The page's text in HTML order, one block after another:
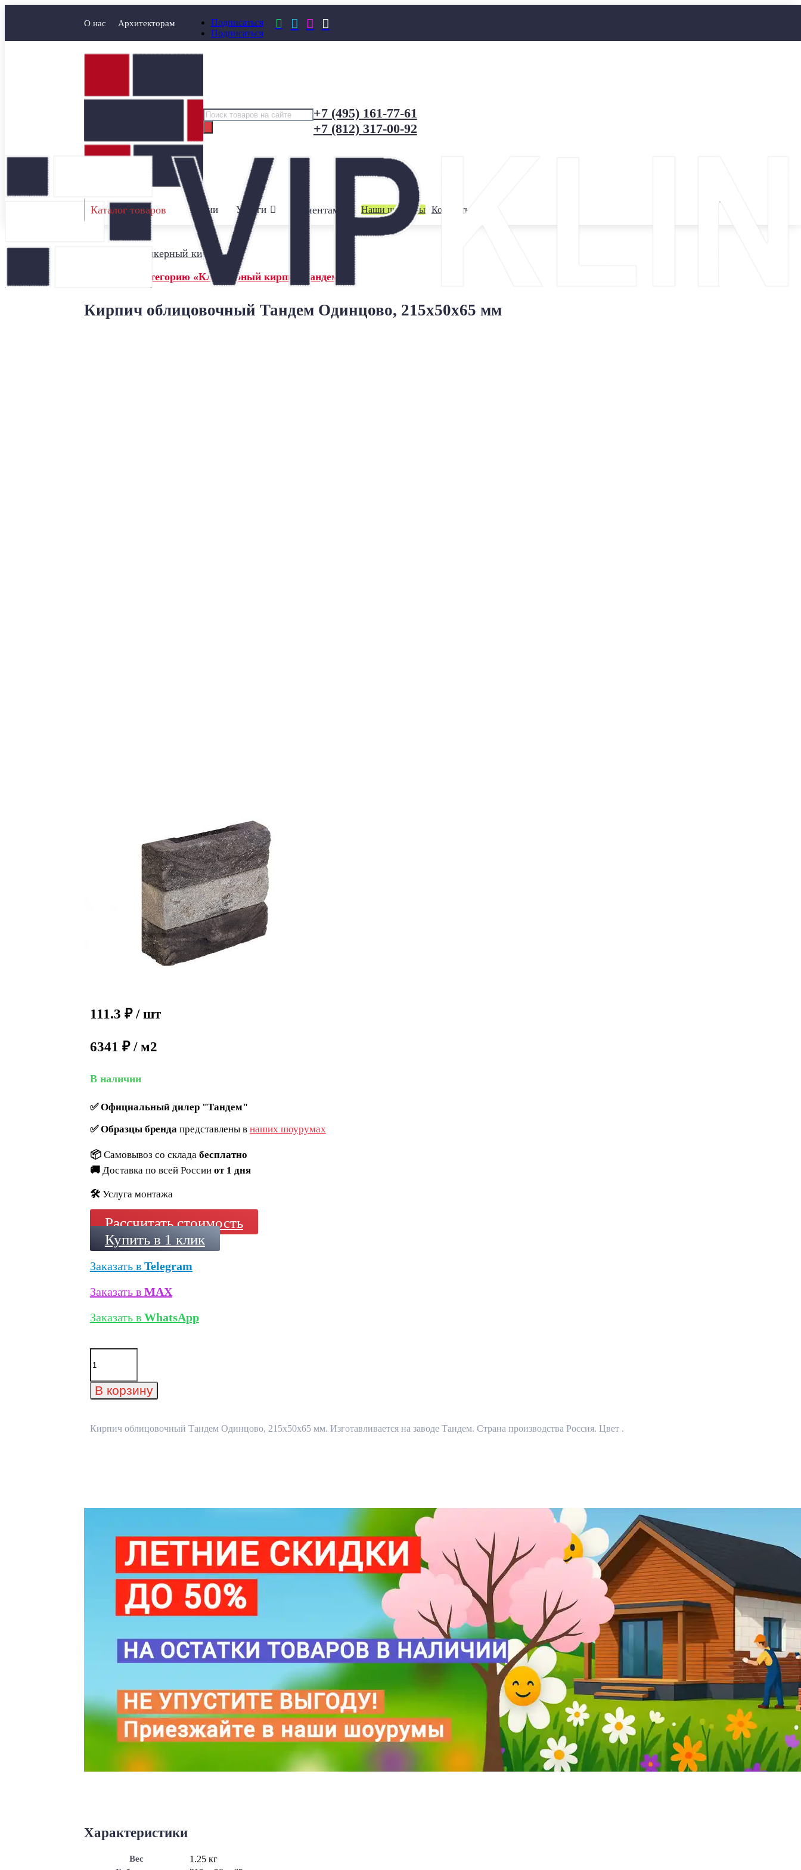
О нас Архитекторам
Подписаться
Подписаться
   
Поиск
товаров
+7 (495) 161-77-61
+7 (812) 317-00-92
Каталог товаров Акции Услуги Клиентам Наши шоурумы Контакты
Клинкерный кирпич/
← Назад в категорию «Клинкерный кирпич Тандем»
Кирпич облицовочный Тандем Одинцово, 215x50x65 мм
111.3 ₽ / шт
6341 ₽ / м2
В наличии
✅Официальный дилер "Тандем"
✅Образцы брендапредставлены в наших шоурумах
📦 Самовывоз со склада бесплатно
🚚 Доставка по всей России от 1 дня
🛠️ Услуга монтажа
Рассчитать стоимость
Купить в 1 клик
Заказать в Telegram
Заказать в MAX
Заказать в WhatsApp
Количество
товара
облицовочный
Тандем
мм
В корзину
Кирпич облицовочный Тандем Одинцово, 215x50x65 мм. Изготавливается на заводе Тандем. Страна производства Россия. Цвет .
Характеристики
Вес 1.25 кг